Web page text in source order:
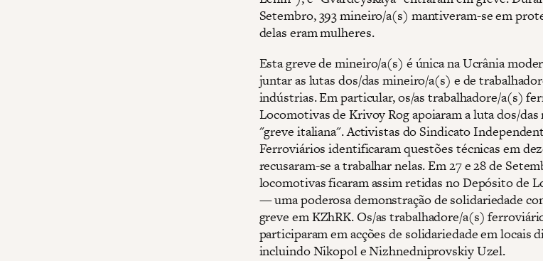
Setembro, 393 mineiro/a(s) mantiveram-se em
delas eram mulheres.
Esta greve de mineiro/a(s) é única na Ucrânia
juntar as lutas dos/das mineiro/a(s) e de
indústrias. Em particular, os/as trabalhadore/a(s)
Locomotivas de Krivoy Rog apoiaram a luta dos/
"greve italiana". Activistas do Sindicato
Ferroviários identificaram questões técnicas em
recusaram-se a trabalhar nelas. Em 27 e 28 de
locomotivas ficaram assim retidas no Depósito de
— uma poderosa demonstração de solidariedade
greve em KZhRK. Os/as trabalhadore/a(s)
participaram em acções de solidariedade em locais
incluindo Nikopol e Nizhnedniprovskiy Uzel.